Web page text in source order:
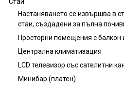
Настаняването се извършва в
стаи, създадени за пълна
Просторни помещения с балкон
Централна климатизация
LCD телевизор със сателитни
Минибар (платен)